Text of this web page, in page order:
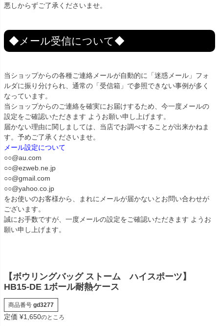
悪しからずご了承くださいませ。
◆メール受信について◆
当ショップからの各種ご連絡メールが自動的に「迷惑メール」フォ
ルダに振り分けられ、通常の「受信箱」で参照できない事例が多く
なっています。
当ショップからのご連絡を確実にお届けするため、今一度メールの
設定をご確認いただきます ようお願い申し上げます。
届かない理由に関しましては、当店でお調べすることが出来かねま
す。予めご了承くださいませ。
メール設定について
○○@au.com
○○@ezweb.ne.jp
○○@gmail.com
○○@yahoo.co.jp
をお使いのお客様から、まれにメールが届かないとお問い合わせが
ございます。
誠にお手数ですが、一度メールの設定をご確認いただきます ようお
願い申し上げます。
【ボウリングバッグ ストーム ハイスポーツ】
HB15-DE 1ボール耐熱ケース
商品番号 gd3277
定価 ¥1,650のところ